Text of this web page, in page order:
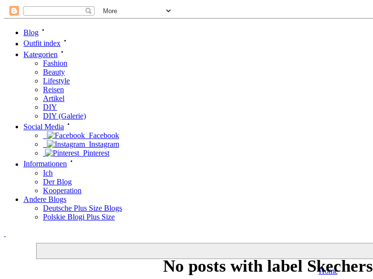
Blog •
Outfit index •
Kategorien •
Fashion
Beauty
Lifestyle
Reisen
Artikel
DIY
DIY (Galerie)
Social Media •
Facebook
Instagram
Pinterest
Informationen •
Ich
Der Blog
Kooperation
Andere Blogs
Deutsche Plus Size Blogs
Polskie Blogi Plus Size
No posts with label Skechers
Home